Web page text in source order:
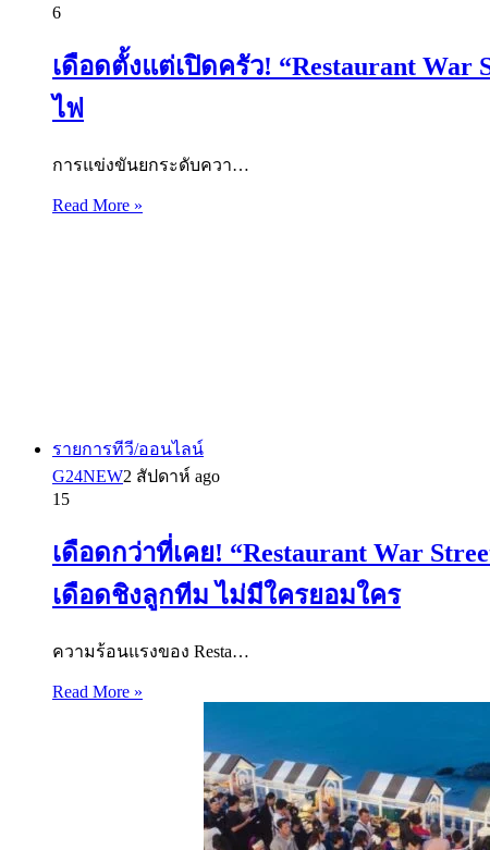
6
เดือดตั้งแต่เปิดครัว! “Restaurant
ไฟ
การแข่งขันยกระดับควา…
Read More »
รายการทีวี/ออนไลน์
G24NEW2 สัปดาห์ ago
15
เดือดกว่าที่เคย! “Restaurant War
เดือดชิงลูกทีม ไม่มีใครยอมใคร
ความร้อนแรงของ Resta…
Read More »